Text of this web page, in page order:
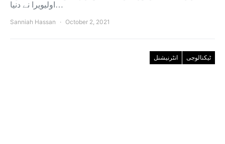
اولیویرا نے دنیا…
Sanniah Hassan October 2, 2021
انٹرنیشنل ٹیکنالوجی